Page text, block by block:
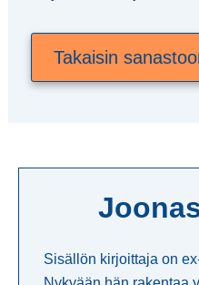
Takaisin
Sisällön kirjoittaja on